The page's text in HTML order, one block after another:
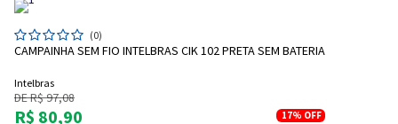
(0)
CAMPAINHA SEM FIO INTELBRAS CIK 102 PRETA SEM BATERIA
Intelbras
DE R$ 97,08
R$ 80,90 17% OFF